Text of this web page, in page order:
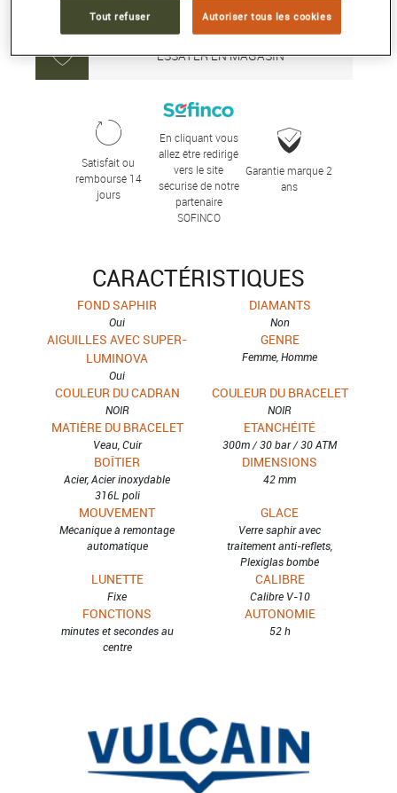
AJOUTER AU PANIER
ESSAYER EN MAGASIN
Satisfait ou
remboursé 14
jours
En cliquant vous
allez être redirigé
vers le site
sécurisé de notre
partenaire
SOFINCO
Garantie marque 2
ans
CARACTÉRISTIQUES
FOND SAPHIR
Oui
DIAMANTS
Non
AIGUILLES AVEC SUPER-
LUMINOVA
Oui
GENRE
Femme, Homme
COULEUR DU CADRAN
NOIR
COULEUR DU BRACELET
NOIR
MATIÈRE DU BRACELET
Veau, Cuir
ETANCHÉITÉ
300m / 30 bar / 30 ATM
BOÎTIER
Acier, Acier inoxydable
316L poli
DIMENSIONS
42 mm
MOUVEMENT
Mécanique à remontage
automatique
GLACE
Verre saphir avec
traitement anti-reflets,
Plexiglas bombé
LUNETTE
Fixe
CALIBRE
Calibre V-10
FONCTIONS
minutes et secondes au
centre
AUTONOMIE
52 h
Tout refuser Autoriser tous les cookies